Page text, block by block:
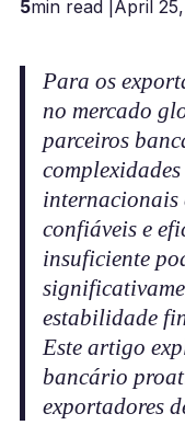
5min read | April
Para os
no mercado
parceiros
internacionais
confiáveis e
insuficiente
estabilidade
Este artigo
bancário
exportadores